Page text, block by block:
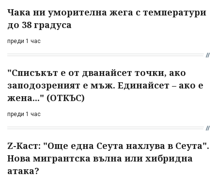
Чака ни уморителна жега с температури
до 38 градуса
преди 1 час
"Списъкът е от дванайсет точки, ако
заподозреният е мъж. Единайсет – ако е
жена..." (ОТКЪС)
преди 1 час
Z-Каст: "Още една Сеута нахлува в Сеута".
Нова мигрантска вълна или хибридна
атака?